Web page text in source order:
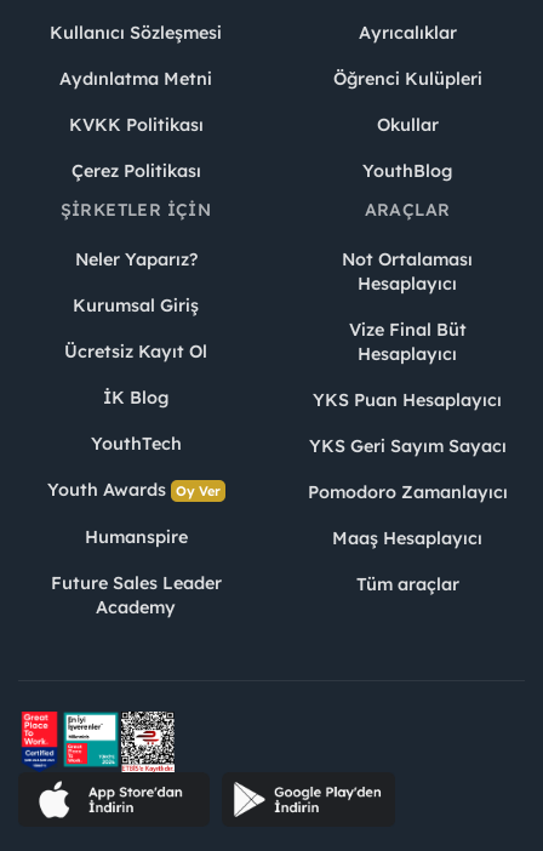
Kullanıcı Sözleşmesi
Aydınlatma Metni
KVKK Politikası
Çerez Politikası
Ayrıcalıklar
Öğrenci Kulüpleri
Okullar
YouthBlog
ŞIRKETLER İÇIN
Neler Yaparız?
Kurumsal Giriş
Ücretsiz Kayıt Ol
İK Blog
YouthTech
Youth Awards Oy Ver
Humanspire
Future Sales Leader
Academy
ARAÇLAR
Not Ortalaması
Hesaplayıcı
Vize Final Büt
Hesaplayıcı
YKS Puan Hesaplayıcı
YKS Geri Sayım Sayacı
Pomodoro Zamanlayıcı
Maaş Hesaplayıcı
Tüm araçlar